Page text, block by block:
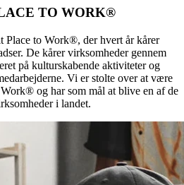
TO WORK®
Place to Work®, der hvert år kårer
De kårer virksomheder gennem
på kulturskabende aktiviteter og
Vi er stolte over at være
og har som mål at blive en af de
i landet.